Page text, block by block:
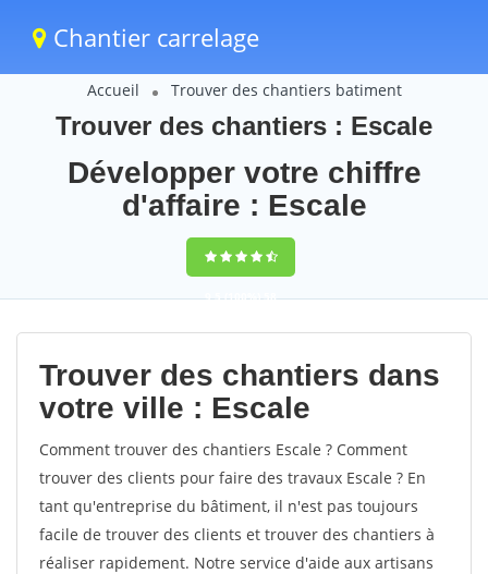
Chantier carrelage
Accueil Trouver des chantiers batiment
Trouver des chantiers : Escale
Développer votre chiffre
d'affaire : Escale
9,5(100%)58
votes
Trouver des chantiers dans
votre ville : Escale
Comment trouver des chantiers Escale ? Comment
trouver des clients pour faire des travaux Escale ? En
tant qu'entreprise du bâtiment, il n'est pas toujours
facile de trouver des clients et trouver des chantiers à
réaliser rapidement. Notre service d'aide aux artisans